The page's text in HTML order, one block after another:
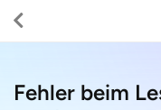
Fehler beim